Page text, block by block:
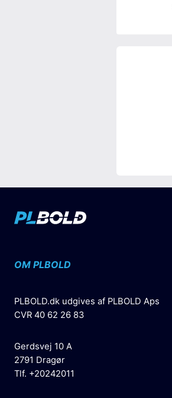
OM PLBOLD
PLBOLD.dk udgives af PLBOLD Aps
CVR 40 62 26 83
Gerdsvej 10 A
2791 Dragør
Tlf. +20242011